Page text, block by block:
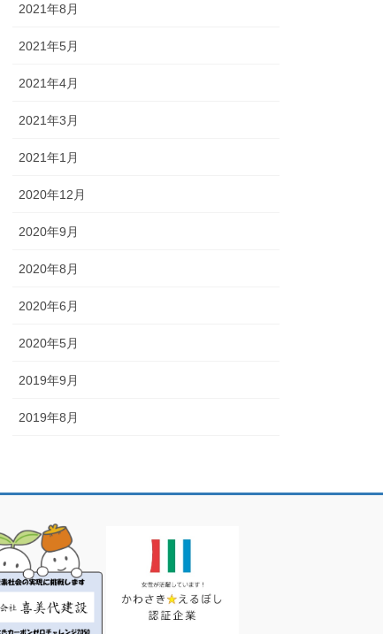
2021年8月
2021年5月
2021年4月
2021年3月
2021年1月
2020年12月
2020年9月
2020年8月
2020年6月
2020年5月
2019年9月
2019年8月